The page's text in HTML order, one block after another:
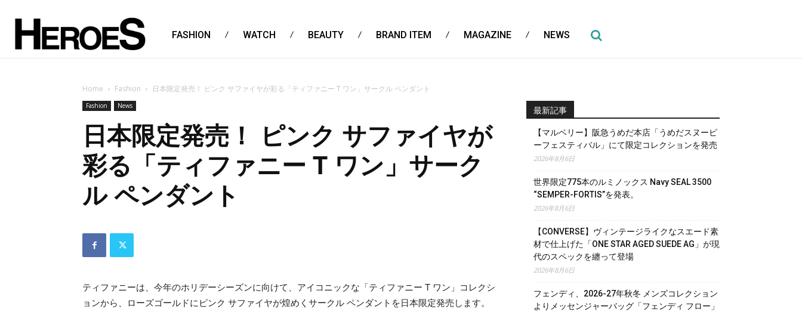
FASHION WATCH BEAUTY BRAND ITEM MAGAZINE NEWS
Home Fashion 日本限定発売！ ピンク サファイヤが彩る「ティファニー T ワン」サークル ペンダント
Fashion News
日本限定発売！ ピンク サファイヤが
彩る「ティファニー T ワン」サーク
ル ペンダント
ティファニーは、今年のホリデーシーズンに向けて、アイコニックな「ティファニー T ワン」コレクシ
ョンから、ローズゴールドにピンク サファイヤが煌めくサークル ペンダントを日本限定発売します。
最新記事
【マルベリー】阪急うめだ本店「うめだスヌーピ
ーフェスティバル」にて限定コレクションを発売
2026年8月6日
世界限定775本のルミノックス Navy SEAL 3500
“SEMPER-FORTIS”を発表。
2026年8月6日
【CONVERSE】ヴィンテージライクなスエード素
材で仕上げた「ONE STAR AGED SUEDE AG」が現
代のスペックを纏って登場
2026年8月6日
フェンディ、2026-27年秋冬 メンズコレクション
よりメッセンジャーバッグ「フェンディ フロー」